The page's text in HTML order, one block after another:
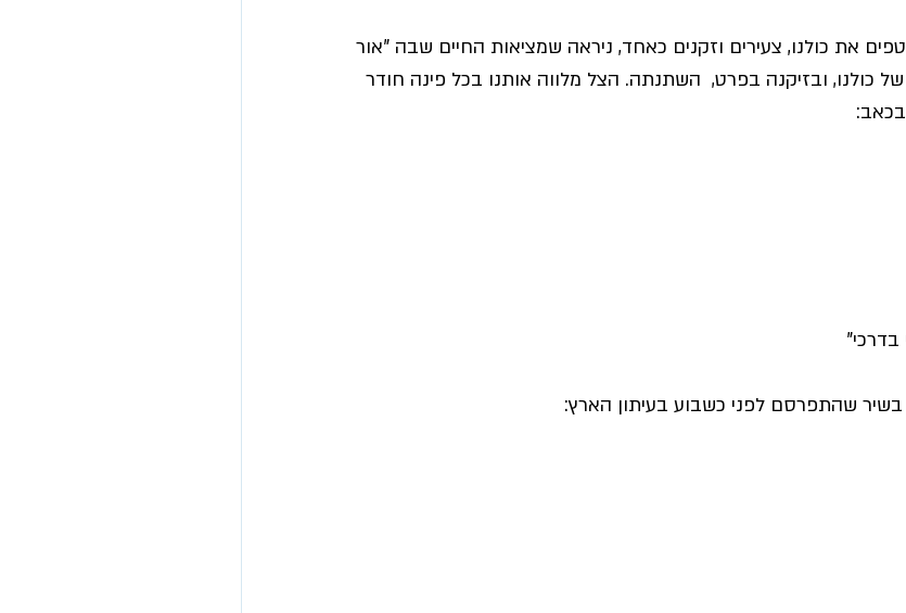
את כולנו, צעירים וזקנים כאחד, ניראה שמציאות החיים שבה "אור
כולנו, ובזיקנה בפרט,  השתנתה. הצל מלווה אותנו בכל פינה חודר
בכאב:
שהתפרסם לפני כשבוע בעיתון הארץ: